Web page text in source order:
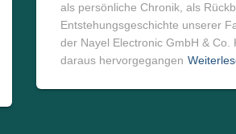
als persönliche Chronik, als
Entstehungsgeschichte unserer
der Nayel Electronic GmbH & Co.
daraus hervorgegangen